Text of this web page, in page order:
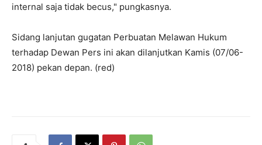
internal saja tidak becus," pungkasnya.
Sidang lanjutan gugatan Perbuatan Melawan Hukum
terhadap Dewan Pers ini akan dilanjutkan Kamis (07/06-
2018) pekan depan. (red)